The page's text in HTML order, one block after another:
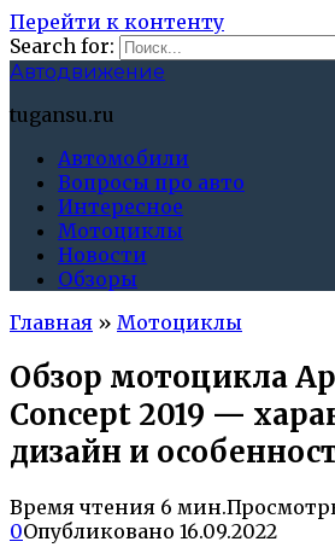
Перейти к контенту
Search for:
Автодвижение
tugansu.ru
Автомобили
Вопросы про авто
Интересное
Мотоциклы
Новости
Обзоры
Главная » Мотоциклы
Обзор мотоцикла
Concept 2019 —
дизайн и
Время чтения 6 мин.
0Опубликовано 16.09.2022